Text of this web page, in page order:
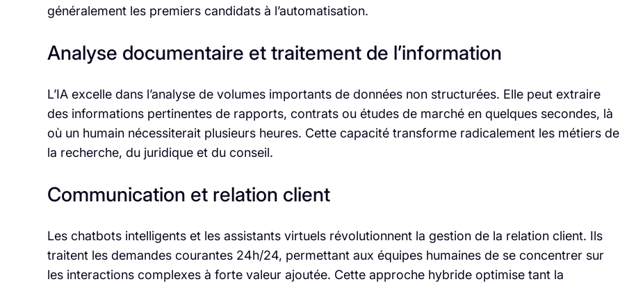
généralement les premiers candidats à l’automatisation.
Analyse documentaire et traitement de l’information
L’IA excelle dans l’analyse de volumes importants de données non structurées. Elle peut extraire
des informations pertinentes de rapports, contrats ou études de marché en quelques secondes, là
où un humain nécessiterait plusieurs heures. Cette capacité transforme radicalement les métiers de
la recherche, du juridique et du conseil.
Communication et relation client
Les chatbots intelligents et les assistants virtuels révolutionnent la gestion de la relation client. Ils
traitent les demandes courantes 24h/24, permettant aux équipes humaines de se concentrer sur
les interactions complexes à forte valeur ajoutée. Cette approche hybride optimise tant la